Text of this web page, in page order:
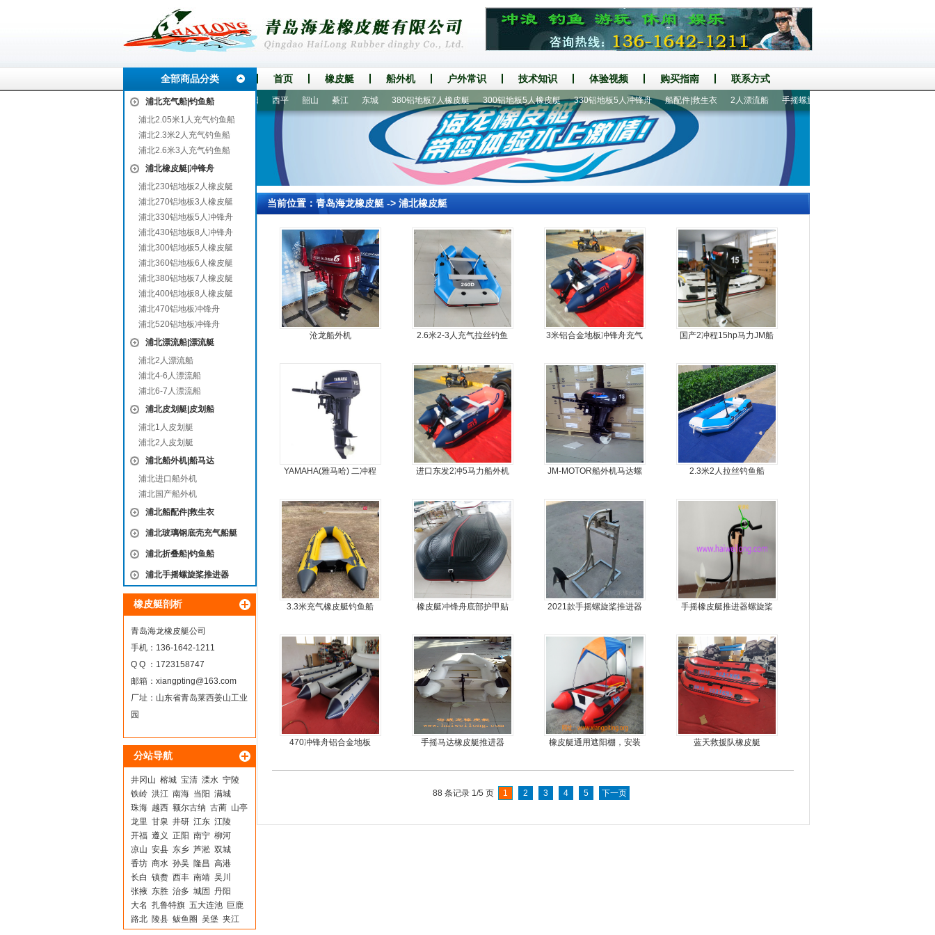
全部商品分类 首页 橡皮艇 船外机 户外常识 技术知识 体验视频 购买指南 联系方式
浦北充气船|钓鱼船
浦北2.05米1人充气钓鱼船
浦北2.3米2人充气钓鱼船
浦北2.6米3人充气钓鱼船
浦北橡皮艇|冲锋舟
浦北230铝地板2人橡皮艇
浦北270铝地板3人橡皮艇
浦北330铝地板5人冲锋舟
浦北430铝地板8人冲锋舟
浦北300铝地板5人橡皮艇
浦北360铝地板6人橡皮艇
浦北380铝地板7人橡皮艇
浦北400铝地板8人橡皮艇
浦北470铝地板冲锋舟
浦北520铝地板冲锋舟
浦北漂流船|漂流艇
浦北2人漂流船
浦北4-6人漂流船
浦北6-7人漂流船
浦北皮划艇|皮划船
浦北1人皮划艇
浦北2人皮划艇
浦北船外机|船马达
浦北进口船外机
浦北国产船外机
浦北船配件|救生衣
浦北玻璃钢底壳充气船艇
浦北折叠船|钓鱼船
浦北手摇螺旋桨推进器
橡皮艇剖析
青岛海龙橡皮艇公司
手机：136-1642-1211
Q Q ：1723158747
邮箱： xiangpting@163.com
厂址：山东省青岛莱西姜山工业
园
分站导航
井冈山 榕城 宝清 溧水 宁陵
铁岭 洪江 南海 当阳 满城
珠海 越西 额尔古纳 古蔺 山亭
龙里 甘泉 井研 江东 江陵
开福 遵义 正阳 南宁 柳河
凉山 安县 东乡 芦淞 双城
香坊 商水 孙吴 隆昌 高港
长白 镇赉 西丰 南靖 吴川
张掖 东胜 治多 城固 丹阳
大名 扎鲁特旗 五大连池
巨鹿
路北 陵县 鲅鱼圈 吴堡 夹江
宽城 雨城 海安 西平 韶山 綦江 东城 380铝地板7人橡皮艇 300铝地板5人橡皮艇 330铝地板5人冲锋舟 船配件|救生衣 2人漂流船 手摇螺旋桨推进器
当前位置： 青岛海龙橡皮艇-> 浦北橡皮艇
沧龙船外机
2.6米2-3人充气拉丝钓鱼
3米铝合金地板冲锋舟充气
国产2冲程15hp马力JM船
YAMAHA(雅马哈) 二冲程
进口东发2冲5马力船外机
JM-MOTOR船外机马达螺
2.3米2人拉丝钓鱼船
3.3米充气橡皮艇钓鱼船
橡皮艇冲锋舟底部护甲贴
2021款手摇螺旋桨推进器
手摇橡皮艇推进器螺旋桨
470冲锋舟铝合金地板 手摇马达橡皮艇推进器
橡皮艇通用遮阳棚，安装
蓝天救援队橡皮艇
88 条记录 1/5 页 1 2 3 4 5 下一页